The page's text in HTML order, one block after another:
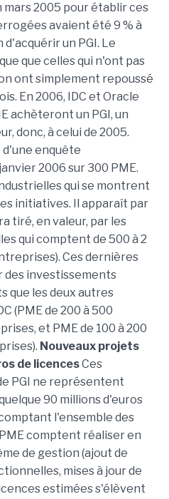
2005 pour établir ces
avaient été 9 % à
un PGI. Le
que celles qui n'ont pas
ont simplement repoussé
En 2006, IDC et Oracle
achèteront un PGI, un
donc, à celui de 2005.
enquête
2006 sur 300 PME.
qui se montrent
initiatives. Il apparaît par
tiré, en valeur, par les
qui comptent de 500 à 2
Ces dernières
investissements
que les deux autres
(PME de 200 à 500
et PME de 100 à 200
Nouveaux projets
de licencesCes
PGI ne représentent
90 millions d'euros
l'ensemble des
comptent réaliser en
de gestion (ajout de
mises à jour de
estimées s'élèvent